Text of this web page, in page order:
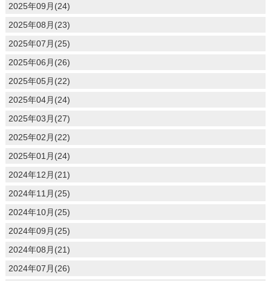
2025年09月(24)
2025年08月(23)
2025年07月(25)
2025年06月(26)
2025年05月(22)
2025年04月(24)
2025年03月(27)
2025年02月(22)
2025年01月(24)
2024年12月(21)
2024年11月(25)
2024年10月(25)
2024年09月(25)
2024年08月(21)
2024年07月(26)